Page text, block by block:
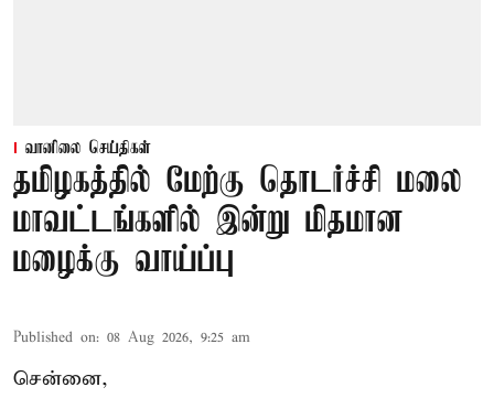
வானிலை செய்திகள்
தமிழகத்தில் மேற்கு தொடர்ச்சி மலை
மாவட்டங்களில் இன்று மிதமான
மழைக்கு வாய்ப்பு
Published on: 08 Aug 2026, 9:25 am
சென்னை,